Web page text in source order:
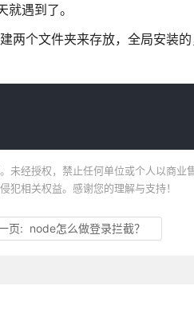
遇到了。
个文件夹来存放，全局安装
未经授权，禁止任何单位或个人以商业
相关权益。感谢您的理解与支持！
页: node怎么做登录拦截？